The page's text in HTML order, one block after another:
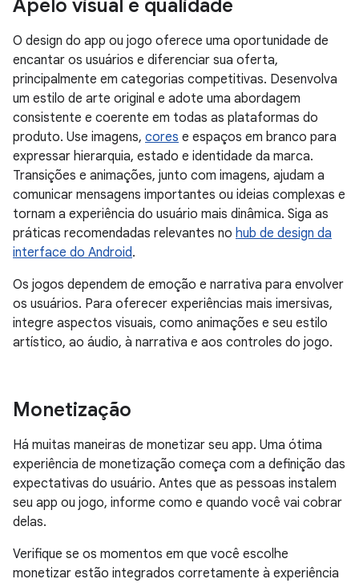
Apelo visual e qualidade
O design do app ou jogo oferece uma oportunidade de
encantar os usuários e diferenciar sua oferta,
principalmente em categorias competitivas. Desenvolva
um estilo de arte original e adote uma abordagem
consistente e coerente em todas as plataformas do
produto. Use imagens, cores e espaços em branco para
expressar hierarquia, estado e identidade da marca.
Transições e animações, junto com imagens, ajudam a
comunicar mensagens importantes ou ideias complexas e
tornam a experiência do usuário mais dinâmica. Siga as
práticas recomendadas relevantes no hub de design da
interface do Android.
Os jogos dependem de emoção e narrativa para envolver
os usuários. Para oferecer experiências mais imersivas,
integre aspectos visuais, como animações e seu estilo
artístico, ao áudio, à narrativa e aos controles do jogo.
Monetização
Há muitas maneiras de monetizar seu app. Uma ótima
experiência de monetização começa com a definição das
expectativas do usuário. Antes que as pessoas instalem
seu app ou jogo, informe como e quando você vai cobrar
delas.
Verifique se os momentos em que você escolhe
monetizar estão integrados corretamente à experiência